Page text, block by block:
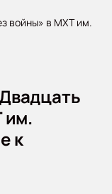
войны» в МХТ им.
им.
к